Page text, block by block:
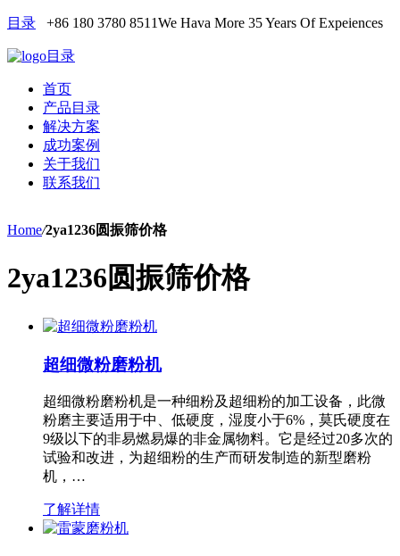
目录 +86 180 3780 8511We Hava More 35 Years Of Expeiences
目录
首页
产品目录
解决方案
成功案例
关于我们
联系我们
Home/2ya1236圆振筛价格
2ya1236圆振筛价格
超细微粉磨粉机
超细微粉磨粉机是一种细粉及超细粉的加工设备，此微
粉磨主要适用于中、低硬度，湿度小于6%，莫氏硬度在
9级以下的非易燃易爆的非金属物料。它是经过20多次的
试验和改进，为超细粉的生产而研发制造的新型磨粉
机，…
了解详情